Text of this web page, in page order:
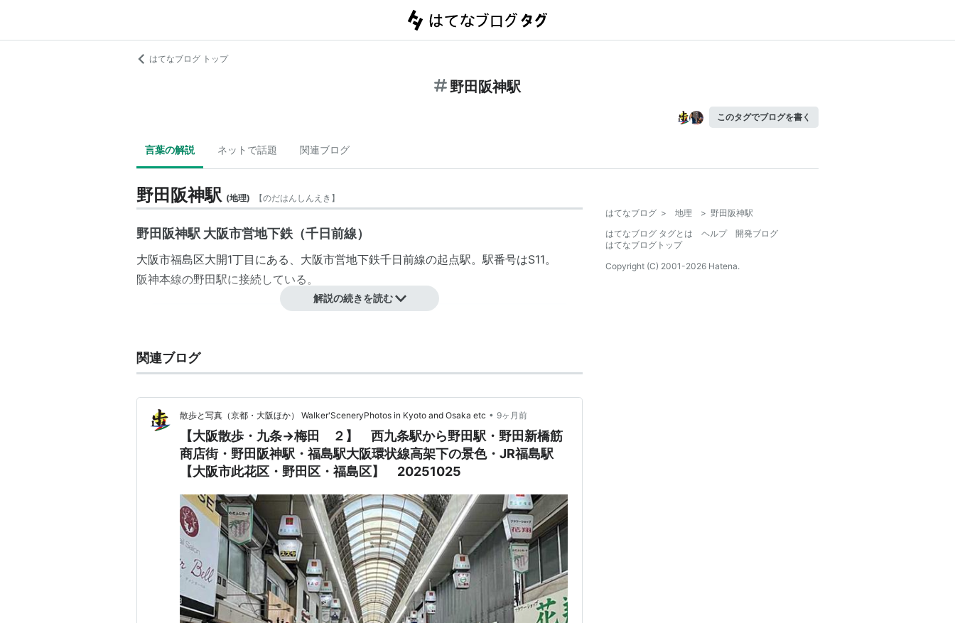
はてなブログ トップ
野田阪神駅
このタグでブログを書く
言葉の解説 ネットで話題 関連ブログ
野田阪神駅 (地理) 【のだはんしんえき 】
野田阪神駅 大阪市営地下鉄（千日前線）
大阪市福島区大開1丁目 にある、 大阪市営地下鉄千日前線の起点駅。駅番号はS11。
阪神本線の野田駅に接続している。
大阪市電が走っていた頃の停留所が「野田・阪神前」だった為、そのまま
定着している。（因みに、阪神電鉄の他社局で駅名に「阪神」が含まれるの
は、阪急今津線「 阪神国道駅」。）
現在、阪神電気鉄道（阪神電鉄 ）本社が 阪神本線野田駅北側に隣接している
ので、文字通りの「野田・阪神前」と成っている。
大阪市営地下鉄千日前線
野田阪神駅(S11)」→玉川駅( S12)…南巽駅(S24)
接続路線
阪神電気鉄道阪神本線 野田駅
JR東西線
海老江駅
解説の続きを読む
関連ブログ
散歩と写真（京都・大阪ほか） Walker'SceneryPhotos in Kyoto and Osaka etc • 9ヶ月前
【大阪散歩・九条→梅田 ２】 西九条駅から野田駅・野田新橋筋
商店街・野田阪神駅・福島駅大阪環状線高架下の景色・JR福島駅
【大阪市此花区・野田区・福島区】 20251025
はてなブログ > 地理 > 野田阪神駅
はてなブログ タグとは
ヘルプ
開発ブログ
はてなブログトップ
Copyright (C) 2001-2026 Hatena.